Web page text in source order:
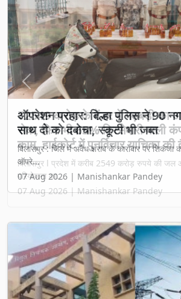
₹2549 करोड़ के टेंडर में गड़बड़ी का
रोक, फिर भी 65% हिस्सेदारी वाली
काम, हाईकोर्ट में पुनर्विचार याचिका की
बिलासपुर l प्रदेश में करीब 2549 करोड़ रुपये की जल
परियोजना का...
07 Aug 2026 | Manishankar Pandey
Previous